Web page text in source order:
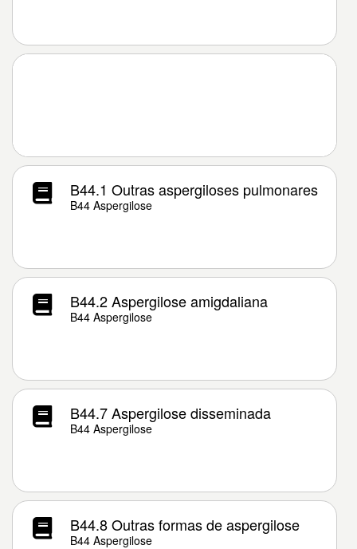
B44.1 Outras aspergiloses pulmonares
B44 Aspergilose
B44.2 Aspergilose amigdaliana
B44 Aspergilose
B44.7 Aspergilose disseminada
B44 Aspergilose
B44.8 Outras formas de aspergilose
B44 Aspergilose